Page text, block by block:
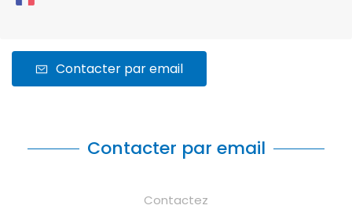
Contacter par email
Contacter par email
Contactez